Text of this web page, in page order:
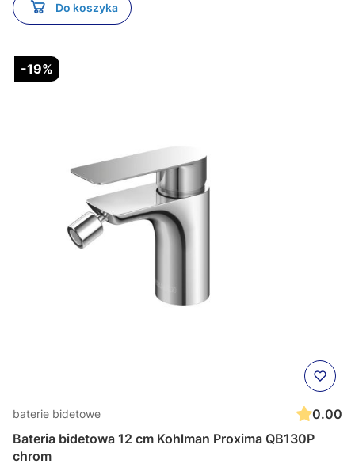
Do koszyka
-19%
baterie bidetowe
0.00
Bateria bidetowa 12 cm Kohlman Proxima QB130P
chrom